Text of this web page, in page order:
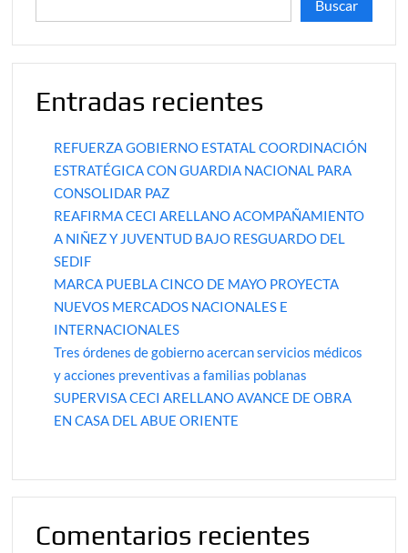
Buscar
Entradas recientes
REFUERZA GOBIERNO ESTATAL COORDINACIÓN
ESTRATÉGICA CON GUARDIA NACIONAL PARA
CONSOLIDAR PAZ
REAFIRMA CECI ARELLANO ACOMPAÑAMIENTO
A NIÑEZ Y JUVENTUD BAJO RESGUARDO DEL
SEDIF
MARCA PUEBLA CINCO DE MAYO PROYECTA
NUEVOS MERCADOS NACIONALES E
INTERNACIONALES
Tres órdenes de gobierno acercan servicios médicos
y acciones preventivas a familias poblanas
SUPERVISA CECI ARELLANO AVANCE DE OBRA
EN CASA DEL ABUE ORIENTE
Comentarios recientes